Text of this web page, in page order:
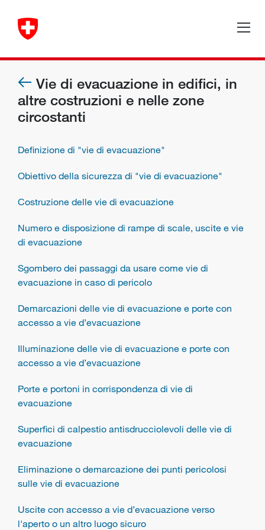
Vie di evacuazione in edifici, in
altre costruzioni e nelle zone
circostanti
Definizione di "vie di evacuazione"
Obiettivo della sicurezza di "vie di evacuazione"
Costruzione delle vie di evacuazione
Numero e disposizione di rampe di scale, uscite e vie
di evacuazione
Sgombero dei passaggi da usare come vie di
evacuazione in caso di pericolo
Demarcazioni delle vie di evacuazione e porte con
accesso a vie d’evacuazione
Illuminazione delle vie di evacuazione e porte con
accesso a vie d’evacuazione
Porte e portoni in corrispondenza di vie di
evacuazione
Superfici di calpestio antisdrucciolevoli delle vie di
evacuazione
Eliminazione o demarcazione dei punti pericolosi
sulle vie di evacuazione
Uscite con accesso a vie d’evacuazione verso
l'aperto o un altro luogo sicuro